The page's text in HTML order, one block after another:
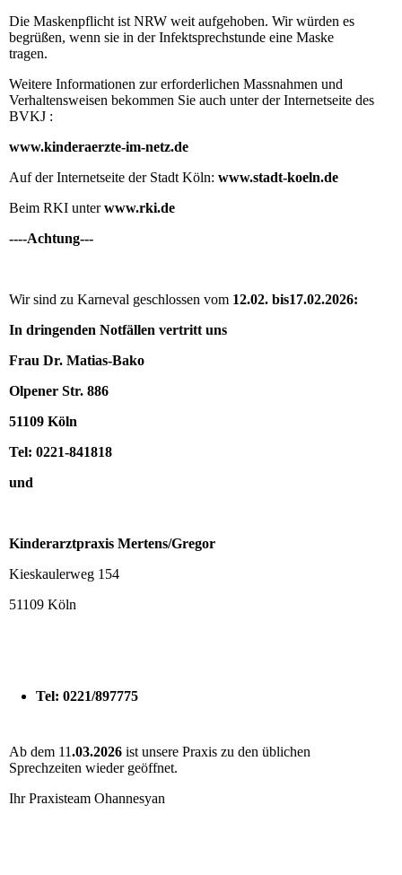
Die Maskenpflicht ist NRW weit aufgehoben. Wir würden es
begrüßen, wenn sie in der Infektsprechstunde eine Maske
tragen.
Weitere Informationen zur erforderlichen Massnahmen und
Verhaltensweisen bekommen Sie auch unter der Internetseite des
BVKJ :
www.kinderaerzte-im-netz.de
Auf der Internetseite der Stadt Köln: www.stadt-koeln.de
Beim RKI unterwww.rki.de
----Achtung---
Wir sind zu Karneval geschlossen vom 12.02. bis17.02.2026:
In dringenden Notfällen vertritt uns
Frau Dr. Matias-Bako
Olpener Str. 886
51109 Köln
Tel: 0221-841818
und
Kinderarztpraxis Mertens/Gregor
Kieskaulerweg 154
51109 Köln
Tel: 0221/897775
Ab dem 11.03.2026 ist unsere Praxis zu den üblichen
Sprechzeiten wieder geöffnet.
Ihr Praxisteam Ohannesyan